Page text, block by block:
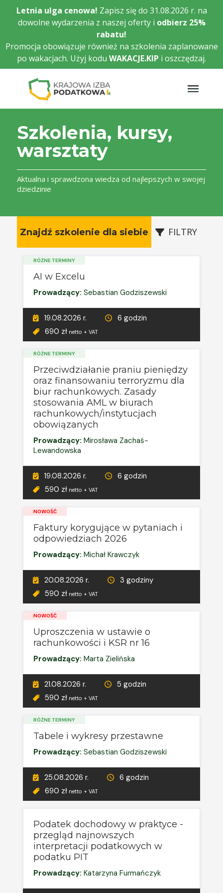
Przejdź
treści
Letnia ulga cenowa! Zapisz się do 31.08.2026 r. na
dowolne wydarzenia z naszej oferty i odbierz 25%
rabatu!
Promocja obowiązuje również na szkolenia zaplanowane
po wakacjach. Użyj kodu WAKACJE.KIP i oszczędzaj.
Szkolenia, kursy,
warsztaty
Aktualna i sprawdzona wiedza od najlepszych w swojej
dziedzinie
Znajdź szkolenie dla siebie FILTRY
RÓŻNE TERMINY
AI w Excelu
Prowadzący: Sebastian Godziszewski
19.08.2026 r.
6 godzin
690 zł netto + VAT
RÓŻNE TERMINY
Przeciwdziałanie praniu pieniędzy
oraz finansowaniu terroryzmu dla
biur rachunkowych. Zasady
stosowania AML w biurach
rachunkowych/instytucjach
obowiązanych
Prowadzący: Mirosława Zachaś-
Lewandowska
19.08.2026 r.
6 godzin
590 zł netto + VAT
NOWOŚĆ
Faktury korygujące w pytaniach i
odpowiedziach 2026
Prowadzący: Michał Krawczyk
20.08.2026 r.
3 godziny
590 zł netto + VAT
NOWOŚĆ
Uproszczenia w ustawie o
rachunkowości i KSR nr 16
Prowadzący: Marta Zielińska
21.08.2026 r.
5 godzin
590 zł netto + VAT
RÓŻNE TERMINY
Tabele i wykresy przestawne
Prowadzący: Sebastian Godziszewski
25.08.2026 r.
6 godzin
690 zł netto + VAT
Podatek dochodowy w praktyce -
przegląd najnowszych
interpretacji podatkowych w
podatku PIT
Prowadzący: Katarzyna Furmańczyk